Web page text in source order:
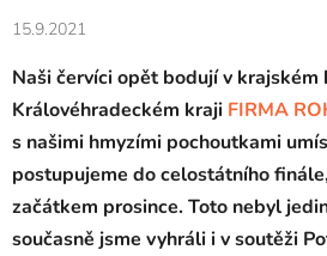
15.9.2021
Naši červíci opět bodují v krajském
Královéhradeckém kraji FIRMA
s našimi hmyzími pochoutkami
postupujeme do celostátního
začátkem prosince. Toto nebyl
současně jsme vyhráli i v soutěži